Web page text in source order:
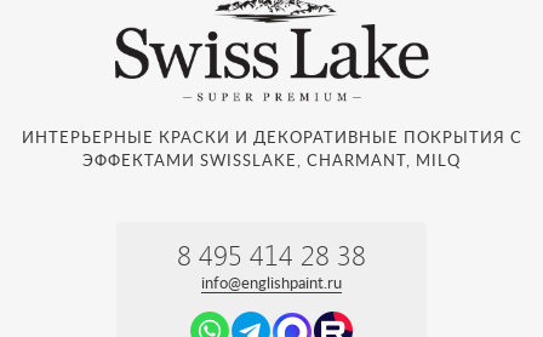
ИНТЕРЬЕРНЫЕ КРАСКИ И ДЕКОРАТИВНЫЕ ПОКРЫТИЯ С
ЭФФЕКТАМИ SWISSLAKE, CHARMANT, MILQ
8 495 414 28 38
info@englishpaint.ru